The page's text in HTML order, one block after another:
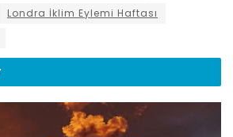
Londra İklim Eylemi Haftası